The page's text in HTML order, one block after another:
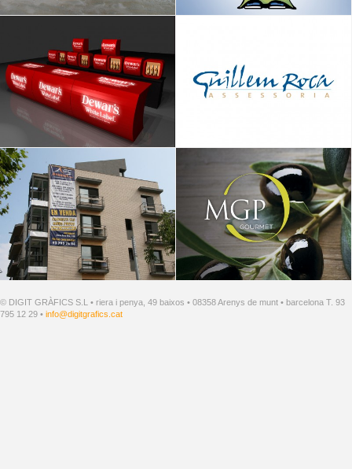
© DIGIT GRÀFICS S.L • riera i penya, 49 baixos • 08358 Arenys de munt • barcelona T. 93
795 12 29 • info@digitgrafics.cat